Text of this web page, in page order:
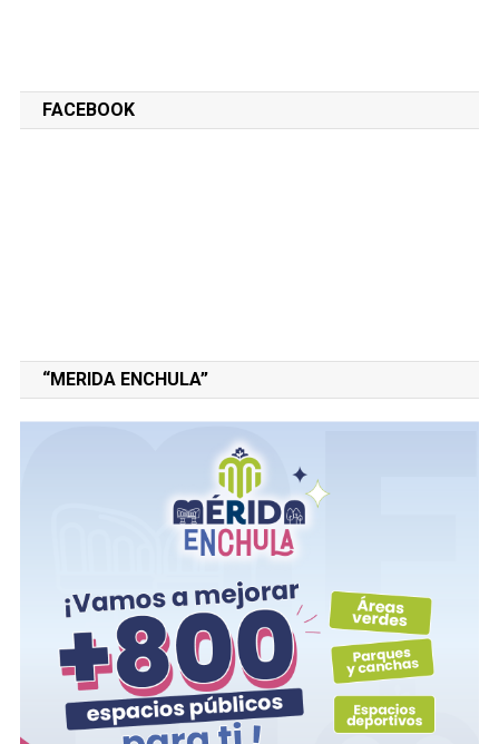
FACEBOOK
“MERIDA ENCHULA”